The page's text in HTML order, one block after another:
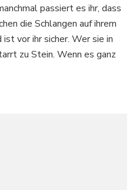
passiert es ihr, dass
die Schlangen auf ihrem
vor ihr sicher. Wer sie in
zu Stein. Wenn es ganz